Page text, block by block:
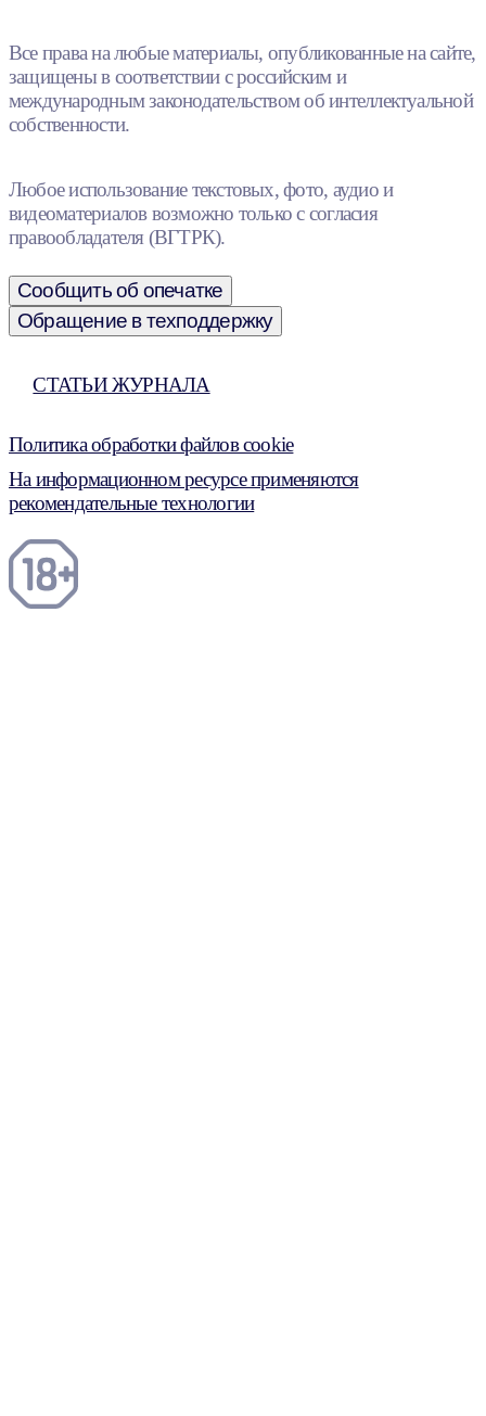
Все права на любые материалы, опубликованные на сайте,
защищены в соответствии с российским и
международным законодательством об интеллектуальной
собственности.
Любое использование текстовых, фото, аудио и
видеоматериалов возможно только с согласия
правообладателя (ВГТРК).
Сообщить об опечатке
Обращение в техподдержку
СТАТЬИ ЖУРНАЛА
Политика обработки файлов cookie
На информационном ресурсе применяются
рекомендательные технологии